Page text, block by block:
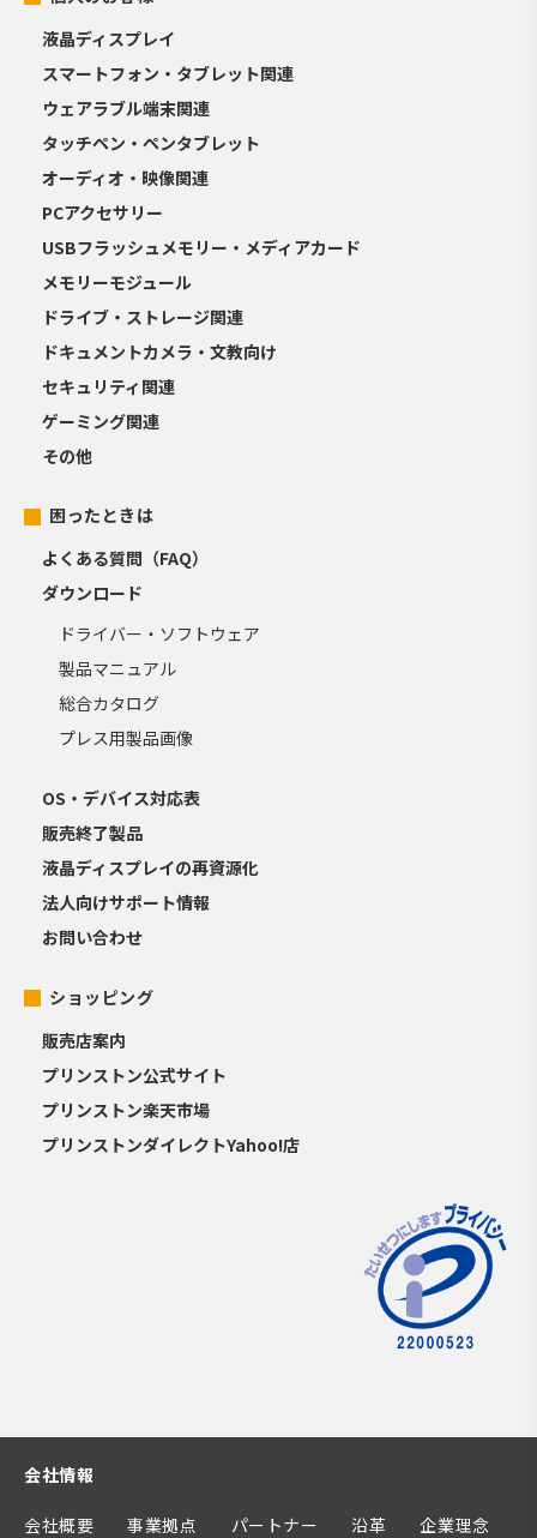
液晶ディスプレイ
スマートフォン・タブレット関連
ウェアラブル端末関連
タッチペン・ペンタブレット
オーディオ・映像関連
PCアクセサリー
USBフラッシュメモリー・メディアカード
メモリーモジュール
ドライブ・ストレージ関連
ドキュメントカメラ・文教向け
セキュリティ関連
ゲーミング関連
その他
困ったときは
よくある質問（FAQ）
ダウンロード
ドライバー・ソフトウェア
製品マニュアル
総合カタログ
プレス用製品画像
OS・デバイス対応表
販売終了製品
液晶ディスプレイの再資源化
法人向けサポート情報
お問い合わせ
ショッピング
販売店案内
プリンストン公式サイト
プリンストン楽天市場
プリンストンダイレクトYahoo!店
会社情報
会社概要 事業拠点 パートナー 沿革 企業理念